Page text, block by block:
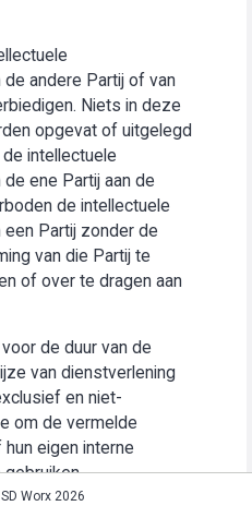
andere Partij of van
Niets in deze
opgevat of uitgelegd
intellectuele
ene Partij aan de
de intellectuele
Partij zonder de
van die Partij te
of over te dragen aan
de duur van de
van dienstverlening
en niet-
om de vermelde
eigen interne
gebruiken
Worx 2026